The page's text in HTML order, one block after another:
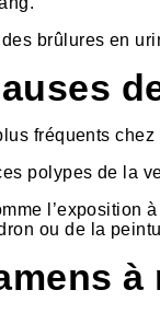
brûlures en
fréquents
polypes de la
ou de la
à